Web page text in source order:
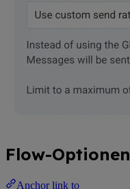
Flow-Optionen
Anchor link to